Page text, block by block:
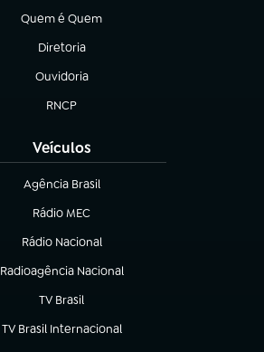
Quem é Quem
(abre em nova aba)
Diretoria
(abre em nova aba)
Ouvidoria
(abre em nova aba)
RNCP
(abre em nova aba)
Veículos
Agência Brasil
(abre em nova aba)
Rádio MEC
(abre em nova aba)
Rádio Nacional
Radioagência Nacional
(abre em nova aba)
TV Brasil
(abre em nova aba)
TV Brasil Internacional
(abre em nova aba)